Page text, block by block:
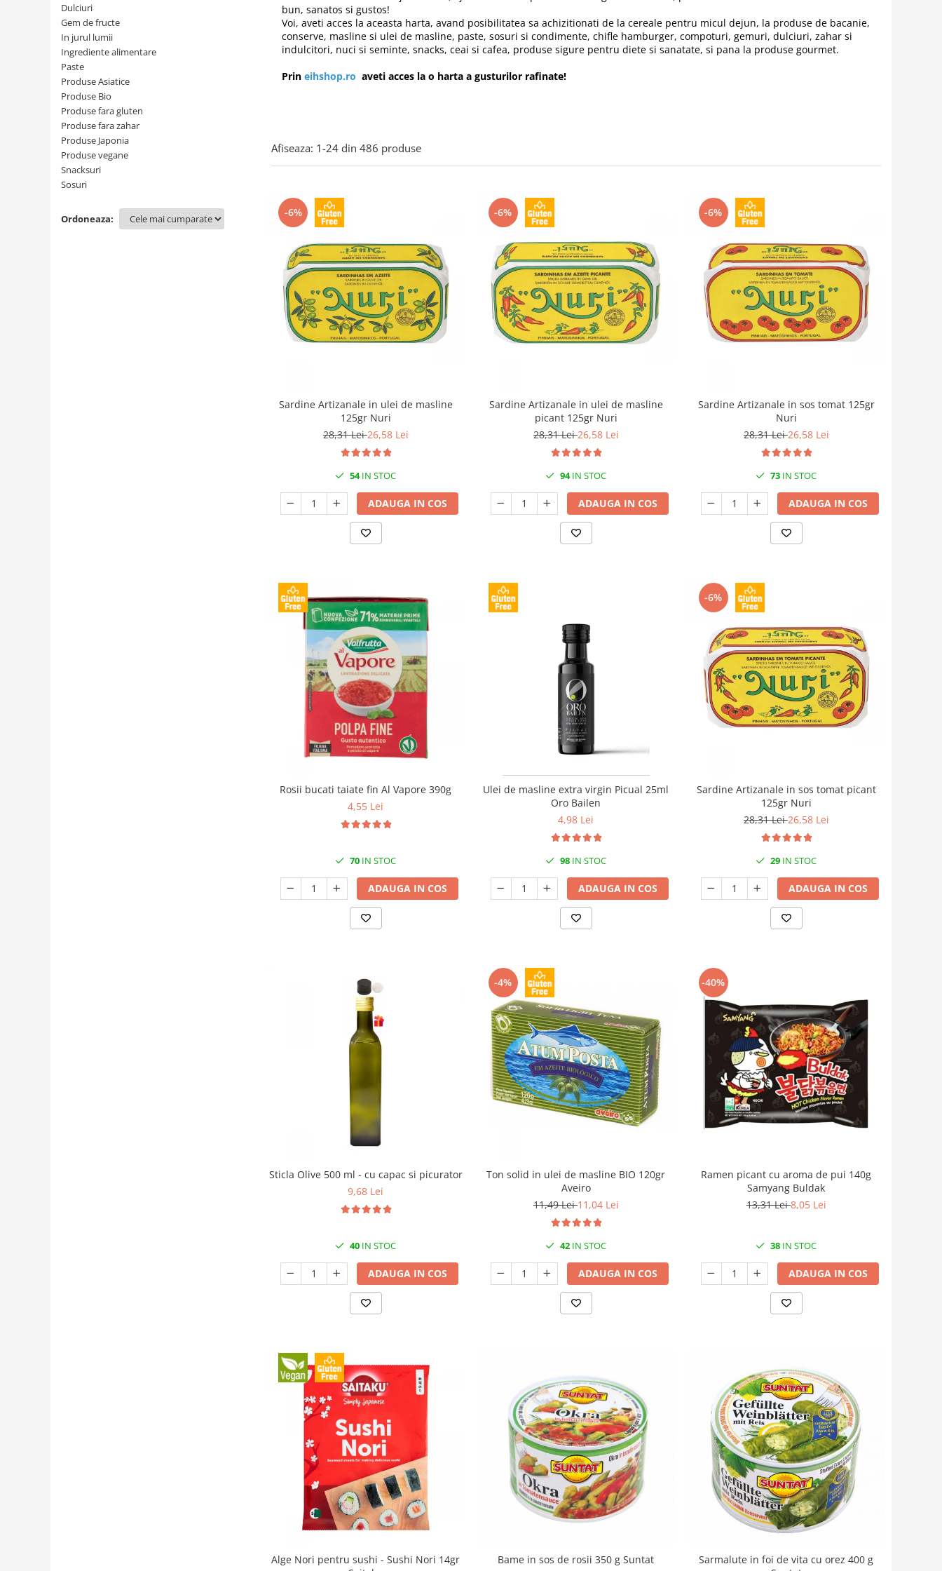
Condimente turcesti
Ghimbir murat la borcan
bun, sanatos si gustos!
Voi, aveti acces la aceasta harta, avand posibilitatea sa achizitionati de la cereale pentru micul dejun, la produse de bacanie,
conserve, masline si ulei de masline, paste, sosuri si condimente, chifle hamburger, compoturi, gemuri, dulciuri, zahar si
indulcitori, nuci si seminte, snacks, ceai si cafea, produse sigure pentru diete si sanatate, si pana la produse gourmet.
Prin eihshop.ro aveti acces la o harta a gusturilor rafinate!
Dulciuri
Gem de fructe
In jurul lumii
Ingrediente alimentare
Paste
Produse Asiatice
Produse Bio
Produse fara gluten
Produse fara zahar
Produse Japonia
Produse vegane
Snacksuri
Sosuri
Ordoneaza:
Afiseaza: 1-24 din 486 produse
-6%
Sardine Artizanale in ulei de masline
125gr Nuri
28,31 Lei26,58 Lei
54IN STOC
ADAUGA IN COS
-6%
Sardine Artizanale in ulei de masline
picant 125gr Nuri
28,31 Lei26,58 Lei
94IN STOC
ADAUGA IN COS
-6%
Sardine Artizanale in sos tomat 125gr
Nuri
28,31 Lei26,58 Lei
73 IN STOC
ADAUGA IN COS
Rosii bucati taiate fin Al Vapore 390g
4,55 Lei
70 IN STOC
ADAUGA IN COS
Ulei de masline extra virgin Picual 25ml
Oro Bailen
4,98 Lei
98 IN STOC
ADAUGA IN COS
-6%
Sardine Artizanale in sos tomat picant
125gr Nuri
28,31 Lei26,58 Lei
29 IN STOC
ADAUGA IN COS
Sticla Olive 500 ml - cu capac si picurator
9,68 Lei
40 IN STOC
ADAUGA IN COS
-4%
Ton solid in ulei de masline BIO 120gr
Aveiro
11,49 Lei11,04 Lei
42 IN STOC
ADAUGA IN COS
-40%
Ramen picant cu aroma de pui 140g
Samyang Buldak
13,31 Lei8,05 Lei
38 IN STOC
ADAUGA IN COS
Alge Nori pentru sushi - Sushi Nori 14gr
Bame in sos de rosii 350 g Suntat
Sarmalute in foi de vita cu orez 400 g